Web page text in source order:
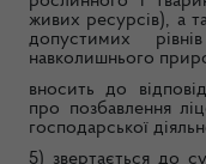
живих ресурсів), а
допустимих
навколишнього
вносить до
про позбавлення
господарської
5) звертається до